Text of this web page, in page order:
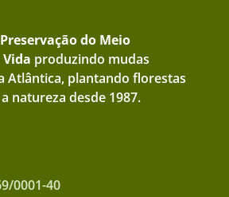
do Meio
produzindo mudas
Atlântica, plantando florestas
natureza desde 1987.
0001-40